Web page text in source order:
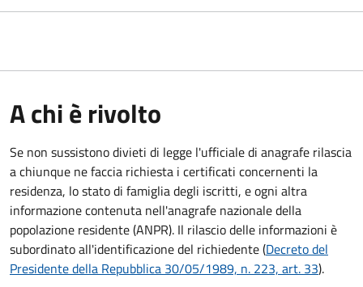
A chi è rivolto
Se non sussistono divieti di legge l'ufficiale di anagrafe rilascia
a chiunque ne faccia richiesta i certificati concernenti la
residenza, lo stato di famiglia degli iscritti, e ogni altra
informazione contenuta nell'anagrafe nazionale della
popolazione residente (ANPR). Il rilascio delle informazioni è
subordinato all'identificazione del richiedente (Decreto del
Presidente della Repubblica 30/05/1989, n. 223, art. 33).